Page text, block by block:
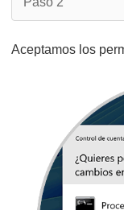
Aceptamos los